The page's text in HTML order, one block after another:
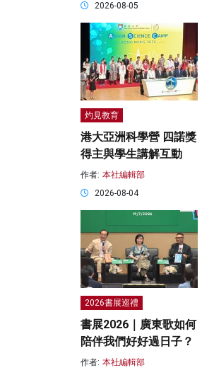
2026-08-05
灼見教育
港大亞洲科學營 四諾獎
得主與學生講解互動
作者: 本社編輯部
2026-08-04
2026書展巡禮
書展2026｜廣東歌如何
陪伴我們好好過日子？
作者: 本社編輯部